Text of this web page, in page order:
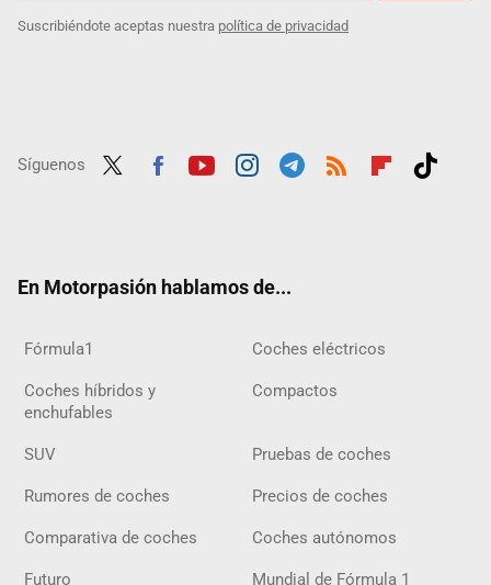
Suscribiéndote aceptas nuestra política de privacidad
Síguenos
En Motorpasión hablamos de...
Fórmula1 Coches eléctricos
Coches híbridos y
enchufables
Compactos
SUV Pruebas de coches
Rumores de coches Precios de coches
Comparativa de coches Coches autónomos
Futuro Mundial de Fórmula 1